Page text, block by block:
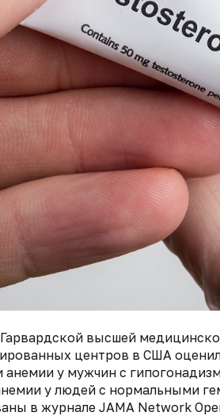
высшей
центров в США
анемии у мужчин с
у людей с нормальными
в журнале JAMA Network